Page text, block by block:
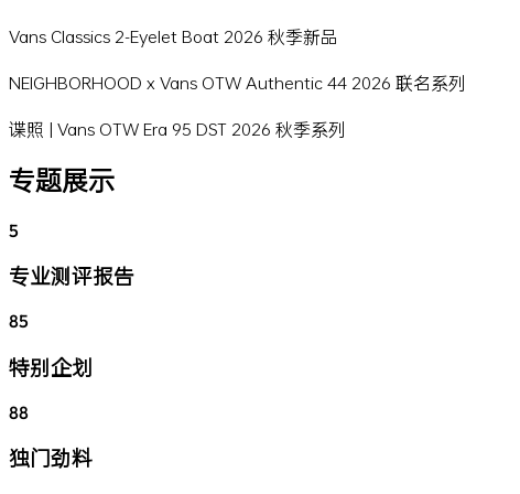
Vans Classics 2-Eyelet Boat 2026 秋季新品
NEIGHBORHOOD x Vans OTW Authentic 44 2026 联名系列
谍照 | Vans OTW Era 95 DST 2026 秋季系列
专题展示
5
专业测评报告
85
特别企划
88
独门劲料